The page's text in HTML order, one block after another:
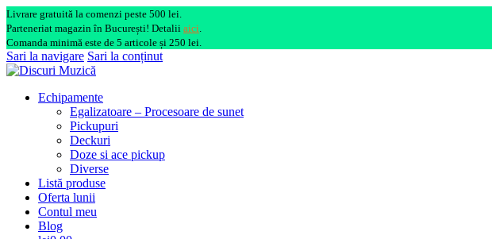
Livrare gratuită la comenzi peste 500 lei.
Parteneriat magazin în București! Detalii aici.
Comanda minimă este de 5 articole și 250 lei.
Sari la navigare Sari la conținut
Echipamente
Egalizatoare – Procesoare de sunet
Pickupuri
Deckuri
Doze si ace pickup
Diverse
Listă produse
Oferta lunii
Contul meu
Blog